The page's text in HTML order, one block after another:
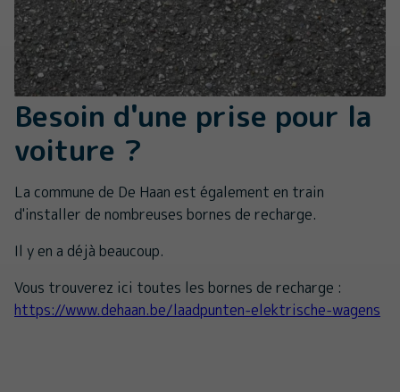
Besoin d'une prise pour la
voiture ?
La commune de De Haan est également en train
d'installer de nombreuses bornes de recharge.
Il y en a déjà beaucoup.
Vous trouverez ici toutes les bornes de recharge :
https://www.dehaan.be/laadpunten-elektrische-wagens